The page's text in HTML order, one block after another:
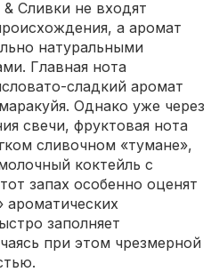
Сливки не входят
а аромат
натуральными
Главная нота
сладкий аромат
Однако уже через
свечи, фруктовая нота
сливочном «тумане»,
коктейль с
запах особенно оценят
ароматических
заполняет
при этом чрезмерной